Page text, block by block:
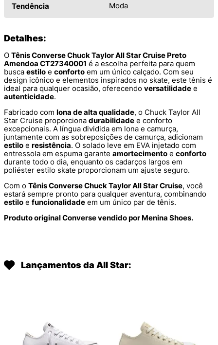
Tendência Moda
Detalhes:
O Tênis Converse Chuck Taylor All Star Cruise Preto
Amendoa CT27340001 é a escolha perfeita para quem
busca estilo e conforto em um único calçado. Com seu
design icônico e elementos inspirados no skate, este tênis é
ideal para qualquer ocasião, oferecendo versatilidade e
autenticidade.
Fabricado com lona de alta qualidade, o Chuck Taylor All
Star Cruise proporciona durabilidade e conforto
excepcionais. A língua dividida em lona e camurça,
juntamente com as sobreposições de camurça, adicionam
estilo e resistência. O solado leve em EVA injetado com
entressola em espuma garante amortecimento e conforto
durante todo o dia, enquanto os cadarços largos em
poliéster estilo skate proporcionam um ajuste seguro.
Com o Tênis Converse Chuck Taylor All Star Cruise, você
estará sempre pronto para qualquer aventura, combinando
estilo e funcionalidade em um único par de tênis.
Produto original Converse vendido por Menina Shoes.
Lançamentos da All Star: